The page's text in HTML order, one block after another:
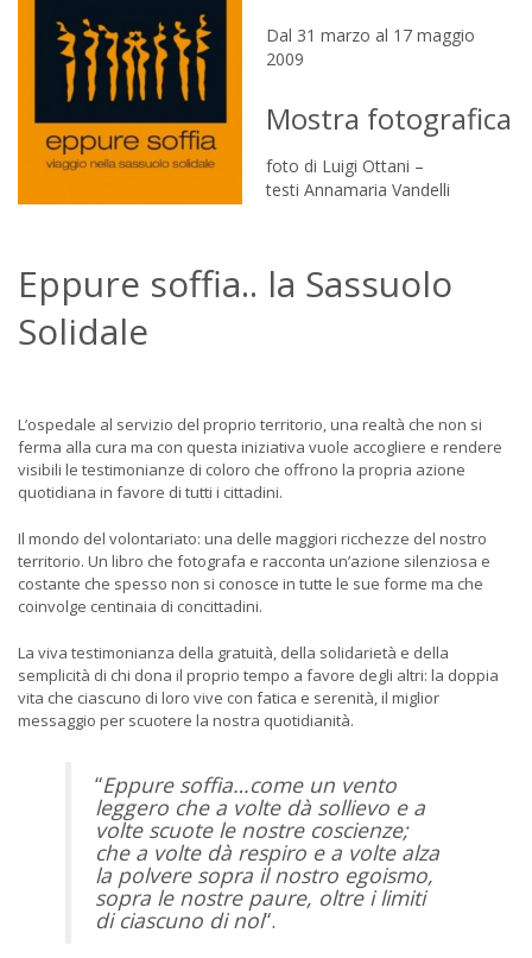
Dal 31 marzo al 17 maggio
2009
Mostra fotografica
foto di Luigi Ottani –
testi Annamaria Vandelli
Eppure soffia.. la Sassuolo
Solidale
L’ospedale al servizio del proprio territorio, una realtà che non si
ferma alla cura ma con questa iniziativa vuole accogliere e rendere
visibili le testimonianze di coloro che offrono la propria azione
quotidiana in favore di tutti i cittadini.
Il mondo del volontariato: una delle maggiori ricchezze del nostro
territorio. Un libro che fotografa e racconta un’azione silenziosa e
costante che spesso non si conosce in tutte le sue forme ma che
coinvolge centinaia di concittadini.
La viva testimonianza della gratuità, della solidarietà e della
semplicità di chi dona il proprio tempo a favore degli altri: la doppia
vita che ciascuno di loro vive con fatica e serenità, il miglior
messaggio per scuotere la nostra quotidianità.
“Eppure soffia…come un vento
leggero che a volte dà sollievo e a
volte scuote le nostre coscienze;
che a volte dà respiro e a volte alza
la polvere sopra il nostro egoismo,
sopra le nostre paure, oltre i limiti
di ciascuno di noi“.